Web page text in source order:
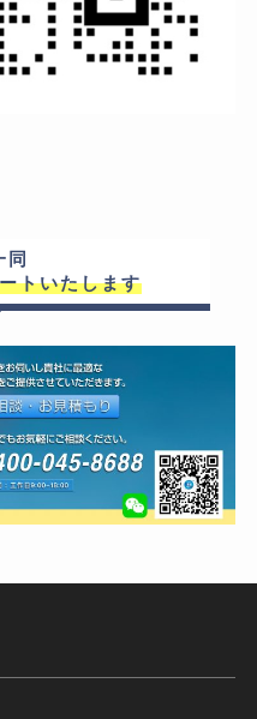
同
トいたします